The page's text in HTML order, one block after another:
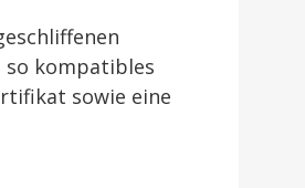
so kompatibles
sowie eine